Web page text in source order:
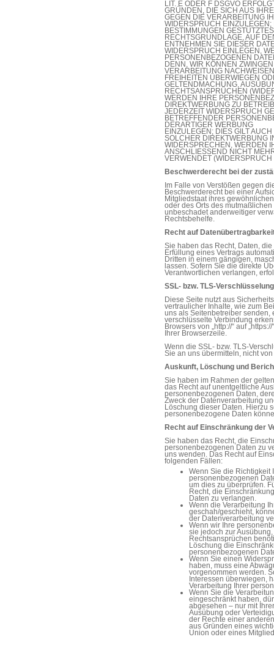
LIT. E ODER F DSGVO
GRÜNDEN, DIE SICH AUS
GEGEN DIE VERARBEITUNG
WIDERSPRUCH EINZULEGEN;
BESTIMMUNGEN
RECHTSGRUNDLAGE, AUF
ENTNEHMEN SIE DIESER
WIDERSPRUCH EINLEGEN,
PERSONENBEZOGENEN
DENN, WIR KÖNNEN
VERARBEITUNG
FREIHEITEN ÜBERWIEGEN
GELTENDMACHUNG,
RECHTSANSPRÜCHEN
WERDEN IHRE
DIREKTWERBUNG ZU
JEDERZEIT WIDERSPRUCH
BETREFFENDER
DERARTIGER WERBUNG
EINZULEGEN; DIES GILT
SOLCHER DIREKTWERBUNG
WIDERSPRECHEN, WERDEN
ANSCHLIESSEND NICHT
VERWENDET
Beschwerderecht bei der
Im Falle von Verstößen gegen
Beschwerderecht bei einer
Mitgliedstaat ihres
oder des Orts des
unbeschadet anderweitiger
Rechtsbehelfe.
Recht auf
Sie haben das Recht, Daten,
Erfüllung eines Vertrags
Dritten in einem gängigen,
lassen. Sofern Sie die direkte
Verantwortlichen verlangen,
SSL- bzw. TLS-Verschlüsselung
Diese Seite nutzt aus
vertraulicher Inhalte, wie zum
uns als Seitenbetreiber senden,
verschlüsselte Verbindung
Browsers von „http://“ auf
Ihrer Browserzeile.
Wenn die SSL- bzw. TLS-
Sie an uns übermitteln, nicht
Auskunft, Löschung und
Sie haben im Rahmen der
das Recht auf unentgeltliche
personenbezogenen Daten,
Zweck der Datenverarbeitung
Löschung dieser Daten. Hierzu
personenbezogene Daten
Recht auf Einschränkung der
Sie haben das Recht, die
personenbezogenen Daten zu
uns wenden. Das Recht auf
folgenden Fällen:
Wenn Sie die Richtigkeit
personenbezogenen
um dies zu überprüfen.
Recht, die
Daten zu verlangen.
Wenn die Verarbeitung
geschah/geschieht,
der Datenverarbeitung
Wenn wir Ihre
sie jedoch zur
Rechtsansprüchen
Löschung die
personenbezogenen
Wenn Sie einen
haben, muss eine
vorgenommen werden.
Interessen überwiegen,
Verarbeitung Ihrer
Wenn Sie die
eingeschränkt haben,
abgesehen – nur mit
Ausübung oder
der Rechte einer
aus Gründen eines
Union oder eines